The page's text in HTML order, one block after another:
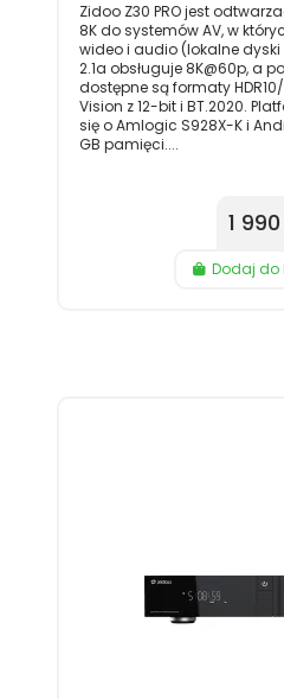
Zidoo Z30 PRO jest
8K do systemów AV, w
wideo i audio (lokalne dyski
2.1a obsługuje 8K@60p, a
dostępne są formaty
Vision z 12-bit i BT.2020.
się o Amlogic S928X-K i
GB pamięci....
1 990
Dodaj do